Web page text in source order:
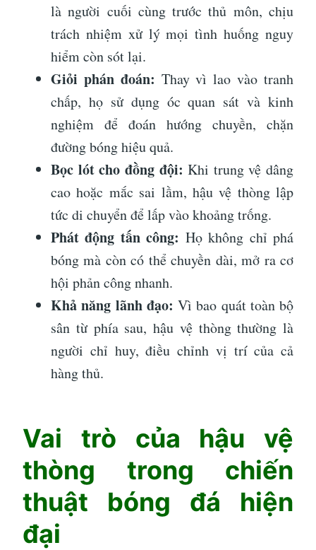
là người cuối cùng trước thủ môn, chịu
trách nhiệm xử lý mọi tình huống nguy
hiểm còn sót lại.
Giỏi phán đoán: Thay vì lao vào tranh
chấp, họ sử dụng óc quan sát và kinh
nghiệm để đoán hướng chuyền, chặn
đường bóng hiệu quả.
Bọc lót cho đồng đội: Khi trung vệ dâng
cao hoặc mắc sai lầm, hậu vệ thòng lập
tức di chuyển để lấp vào khoảng trống.
Phát động tấn công: Họ không chỉ phá
bóng mà còn có thể chuyền dài, mở ra cơ
hội phản công nhanh.
Khả năng lãnh đạo: Vì bao quát toàn bộ
sân từ phía sau, hậu vệ thòng thường là
người chỉ huy, điều chỉnh vị trí của cả
hàng thủ.
Vai trò của hậu vệ
thòng trong chiến
thuật bóng đá hiện
đại